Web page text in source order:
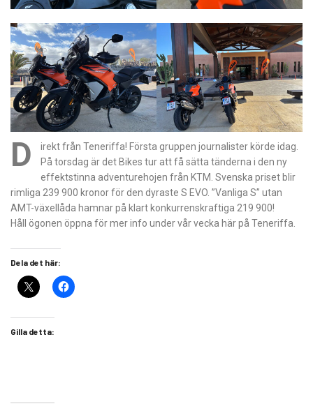
D
irekt från Teneriffa! Första gruppen journalister körde idag.
På torsdag är det Bikes tur att få sätta tänderna i den ny
effektstinna adventurehojen från KTM. Svenska priset blir
rimliga 239 900 kronor för den dyraste S EVO. ”Vanliga S” utan
AMT-växellåda hamnar på klart konkurrenskraftiga 219 900!
Håll ögonen öppna för mer info under vår vecka här på Teneriffa.
Dela det här:
Gilla detta: